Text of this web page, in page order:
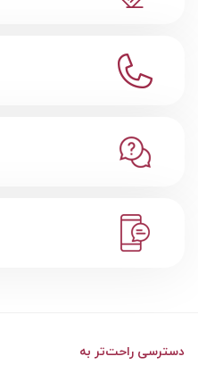
دسترسی راحت‌تر به